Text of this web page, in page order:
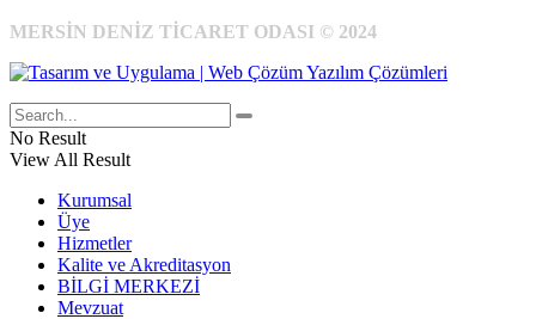
MERSİN DENİZ TİCARET ODASI © 2024
No Result
View All Result
Kurumsal
Üye
Hizmetler
Kalite ve Akreditasyon
BİLGİ MERKEZİ
Mevzuat